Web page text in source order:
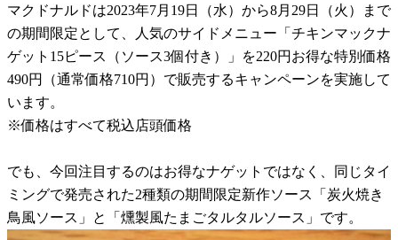
マクドナルドは2023年7月19日（水）から8月29日（火）まで
の期間限定として、人気のサイドメニュー「チキンマックナ
ゲット15ピース（ソース3個付き）」を220円お得な特別価格
490円（通常価格710円）で販売するキャンペーンを実施して
います。
※価格はすべて税込店頭価格
でも、今回注目するのはお得なナゲットではなく、同じタイ
ミングで発売された2種類の期間限定新作ソース「炭火焼き
鳥風ソース」と「燻製風たまごタルタルソース」です。